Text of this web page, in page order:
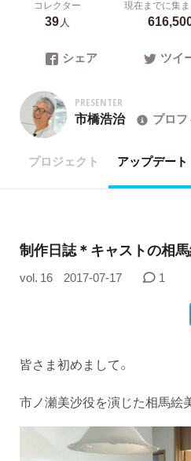
コレクター
39人
現在までに集
シェア ツイ
PRESENTER
市橋浩治 プロ
プロジェクト アップデート
制作日誌＊キャストの相
vol. 16 2017-07-17 1
皆さま初めまして。
市ノ瀬美沙役を演じた相馬絵